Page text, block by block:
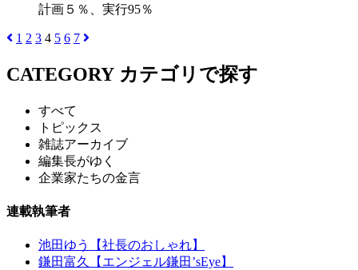
計画５％、実行95％
1 2 3 4 5 6 7
CATEGORY カテゴリで探す
すべて
トピックス
雑誌アーカイブ
編集長がゆく
企業家たちの金言
連載執筆者
池田ゆう【社長のおしゃれ】
鎌田富久【エンジェル鎌田’sEye】